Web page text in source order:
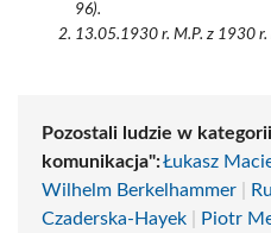
96).
13.05.1930 r. M.P. z 1930
Pozostali ludzie w
komunikacja":Łukasz
Wilhelm Berkelhammer
Czaderska-Hayek
Piotr